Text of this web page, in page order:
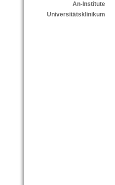
An-Institute
Universitätsklinikum